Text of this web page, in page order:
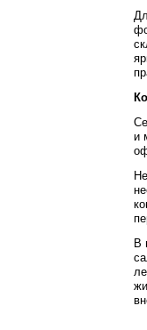
и
В